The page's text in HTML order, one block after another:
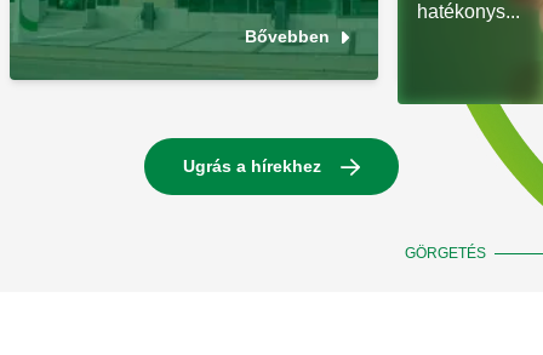
Bővebben
hatékonys...
GÖRGETÉS
Ugrás a hírekhez